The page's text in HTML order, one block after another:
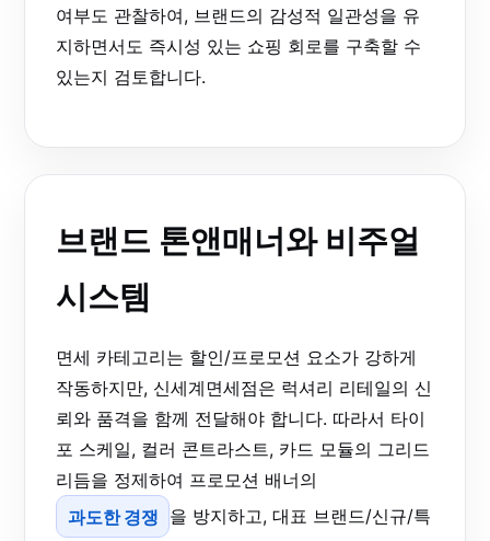
여부도 관찰하여, 브랜드의 감성적 일관성을 유
지하면서도 즉시성 있는 쇼핑 회로를 구축할 수
있는지 검토합니다.
브랜드 톤앤매너와 비주얼
시스템
면세 카테고리는 할인/프로모션 요소가 강하게
작동하지만, 신세계면세점은 럭셔리 리테일의 신
뢰와 품격을 함께 전달해야 합니다. 따라서 타이
포 스케일, 컬러 콘트라스트, 카드 모듈의 그리드
리듬을 정제하여 프로모션 배너의
과도한 경쟁 을 방지하고, 대표 브랜드/신규/특